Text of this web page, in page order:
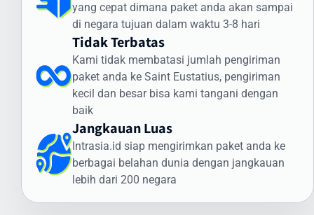
dokumen ke Saint Eustatius yang aman dan terjamin:
Jenis Dokumen yang Sering Dikirim ke Saint
Dokumen legal dan kontrak bisnis
Sertifikat dan dokumen akademik
Dokumen imigrasi dan visa
Dokumen perbankan dan keuangan
Dokumen teknis dan spesifikasi produk
Keunggulan Layanan Dokumen Intrasia.id:
Pelacakan end-to-end
yang cepat dimana paket anda akan sampai
di negara tujuan dalam waktu 3-8 hari
Tidak Terbatas
Kami tidak membatasi jumlah pengiriman
paket anda ke Saint Eustatius, pengiriman
kecil dan besar bisa kami tangani dengan
baik
Jangkauan Luas
Intrasia.id siap mengirimkan paket anda ke
berbagai belahan dunia dengan jangkauan
lebih dari 200 negara